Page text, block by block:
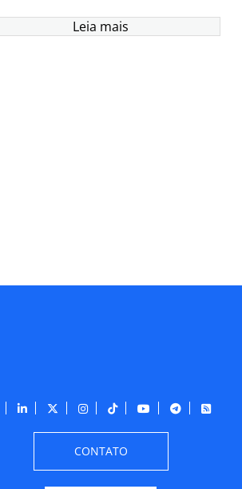
Leia mais
CONTATO